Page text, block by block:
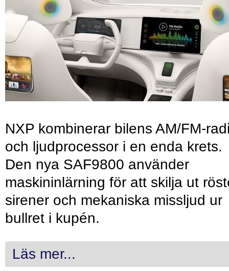
NXP kombinerar bilens AM/FM-
och ljudprocessor i en enda krets.
Den nya SAF9800 använder
maskininlärning för att skilja ut
sirener och mekaniska missljud ur
bullret i kupén.
Läs mer...